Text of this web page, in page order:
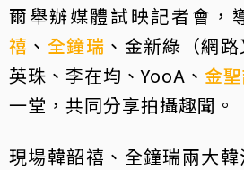
爾舉辦媒體試映記者會，
禧 、 全鐘瑞 、金新綠（網
英珠、李在均、YooA、 金
一堂，共同分享拍攝趣聞。
現場韓韶禧、全鐘瑞兩大